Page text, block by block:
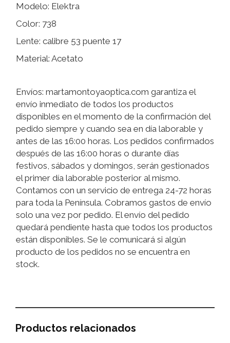
Modelo: Elektra
Color: 738
Lente: calibre 53 puente 17
Material: Acetato
Envíos: martamontoyaoptica.com garantiza el
envío inmediato de todos los productos
disponibles en el momento de la confirmación del
pedido siempre y cuando sea en día laborable y
antes de las 16:00 horas. Los pedidos confirmados
después de las 16:00 horas o durante días
festivos, sábados y domingos, serán gestionados
el primer día laborable posterior al mismo.
Contamos con un servicio de entrega 24-72 horas
para toda la Península. Cobramos gastos de envío
solo una vez por pedido. El envío del pedido
quedará pendiente hasta que todos los productos
están disponibles. Se le comunicará si algún
producto de los pedidos no se encuentra en
stock.
Productos relacionados